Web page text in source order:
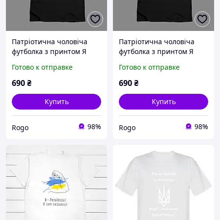
Патріотична чоловіча
футболка з принтом Я
Готово к отправке
690₴
Купить
Rogo 98%
Патріотична чоловіча
футболка з принтом Я
Готово к отправке
690₴
Купить
Rogo 98%